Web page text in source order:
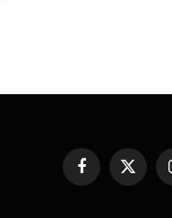
FacebookX
(Twitter)